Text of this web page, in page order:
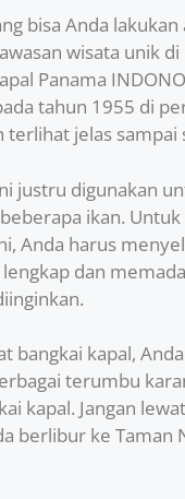
bisa Anda lakukan
wisata unik di
Panama
tahun 1955 di
terlihat jelas sampai
justru digunakan
ikan.
Anda harus
dan
bangkai kapal,
terumbu
kapal. Jangan
berlibur ke Taman